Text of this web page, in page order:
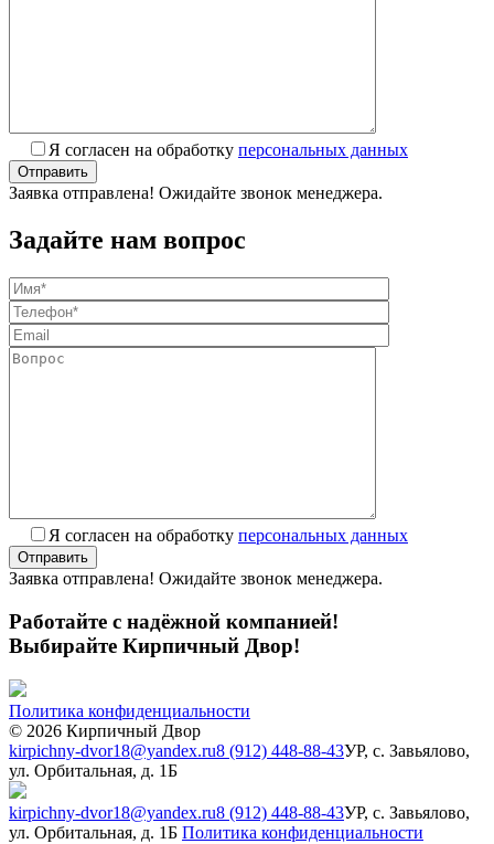
Я согласен на обработку персональных данных
Заявка отправлена! Ожидайте звонок менеджера.
Задайте нам вопрос
Я согласен на обработку персональных данных
Заявка отправлена! Ожидайте звонок менеджера.
Работайте с надёжной компанией!
Выбирайте Кирпичный Двор!
Политика конфиденциальности
© 2026 Кирпичный Двор
kirpichny-dvor18@yandex.ru8 (912) 448-88-43УР, с. Завьялово,
ул. Орбитальная, д. 1Б
kirpichny-dvor18@yandex.ru8 (912) 448-88-43УР, с. Завьялово,
ул. Орбитальная, д. 1Б Политика конфиденциальности